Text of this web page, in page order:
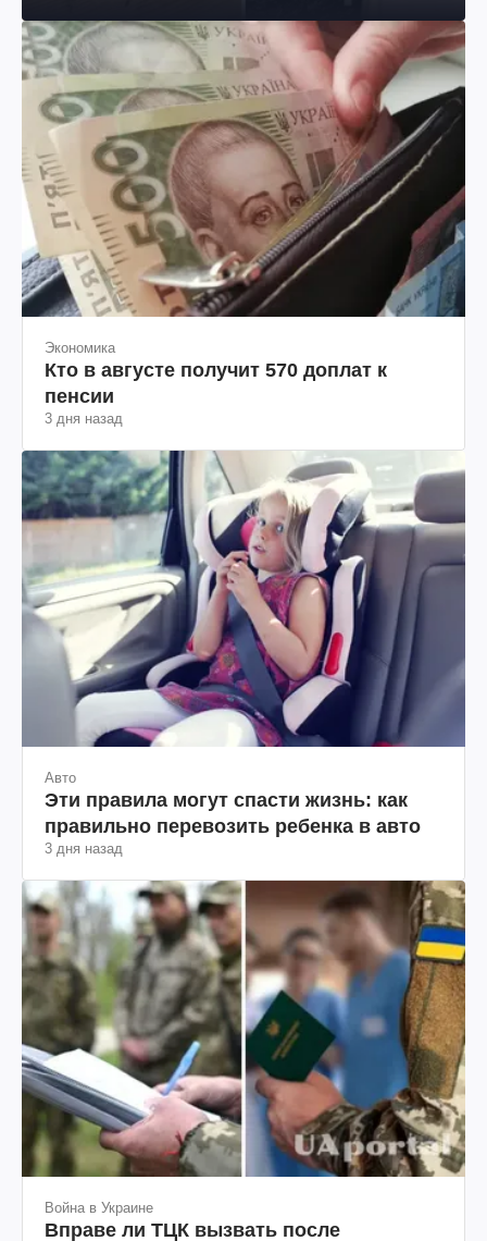
Экономика
Кто в августе получит 570 доплат к
пенсии
3 дня назад
Авто
Эти правила могут спасти жизнь: как
правильно перевозить ребенка в авто
3 дня назад
Война в Украине
Вправе ли ТЦК вызвать после